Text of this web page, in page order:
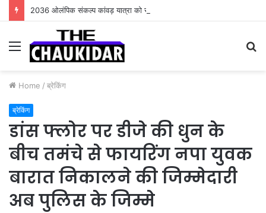
2036 ओलंपिक संकल्प कांवड़ यात्रा को संतों का मिला आशीर्वाद
Menu
Home / ब्रेकिंग
ब्रेकिंग
डांस फ्लोर पर डीजे की धुन के
बीच तमंचे से फायरिंग नपा युवक
बारात निकालने की जिम्मेदारी
अब पुलिस के जिम्मे